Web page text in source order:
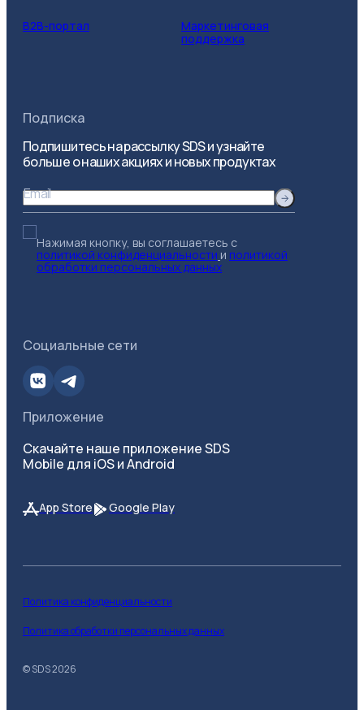
B2B-портал
Маркетинговая
поддержка
Подписка
Подпишитесь на рассылку SDS и узнайте
больше о наших акциях и новых продуктах
Email
Нажимая кнопку, вы соглашаетесь с
политикой конфиденциальности и политикой
обработки персональных данных
Социальные сети
Приложение
Скачайте наше приложение SDS
Mobile для iOS и Android
App Store Google Play
© SDS2026
Политика конфиденциальности
Политика обработки персональных данных